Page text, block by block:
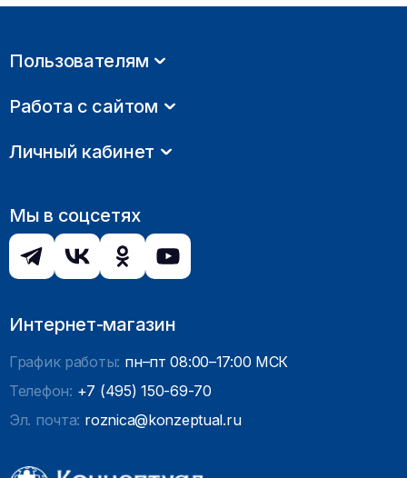
Пользователям
Работа с сайтом
Личный кабинет
Мы в соцсетях
Интернет-магазин
График работы: пн–пт 08:00–17:00 МСК
Телефон: +7 (495) 150-69-70
Эл. почта: roznica@konzeptual.ru